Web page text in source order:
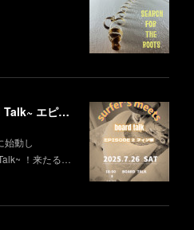
SURFER’S MEETS ~Board Talk~ エピソード2 フィン編
始動し
！来たる…